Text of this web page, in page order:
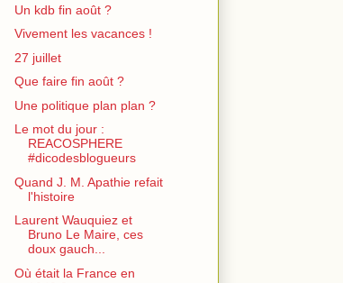
Un kdb fin août ?
Vivement les vacances !
27 juillet
Que faire fin août ?
Une politique plan plan ?
Le mot du jour :
REACOSPHERE
#dicodesblogueurs
Quand J. M. Apathie refait
l'histoire
Laurent Wauquiez et
Bruno Le Maire, ces
doux gauch...
Où était la France en